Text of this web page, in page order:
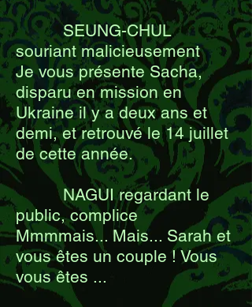
SEUNG-CHUL
souriant malicieusement
Je vous présente Sacha,
disparu en mission en
Ukraine il y a deux ans et
demi, et retrouvé le 14 juillet
de cette année.
NAGUI regardant le
public, complice
Mmmmais... Mais... Sarah et
vous êtes un couple ! Vous
vous êtes ...